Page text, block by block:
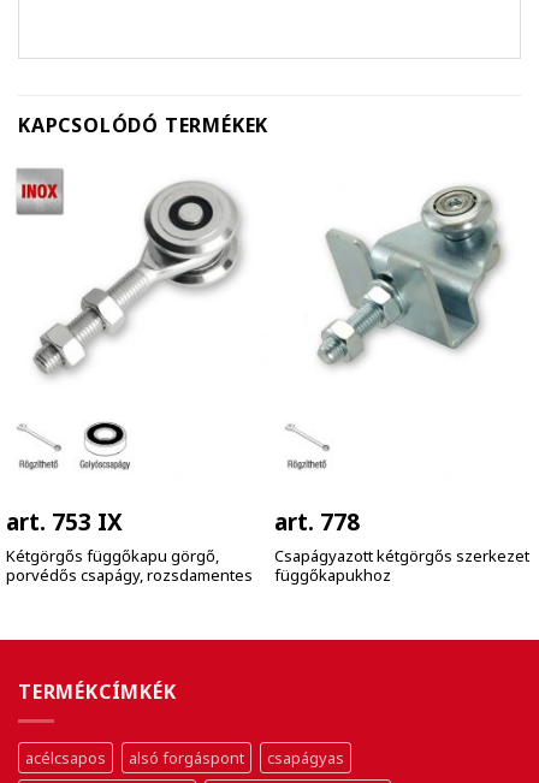
KAPCSOLÓDÓ TERMÉKEK
art. 753 IX
Kétgörgős függőkapu görgő,
porvédős csapágy, rozsdamentes
art. 778
Csapágyazott kétgörgős szerkezet
függőkapukhoz
TERMÉKCÍMKÉK
acélcsapos alsó forgáspont
csapágyas